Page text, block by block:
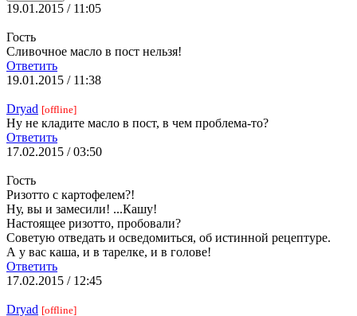
19.01.2015 / 11:05
Гость
Сливочное масло в пост нельзя!
Ответить
19.01.2015 / 11:38
Dryad [offline]
Ну не кладите масло в пост, в чем проблема-то?
Ответить
17.02.2015 / 03:50
Гость
Ризотто с картофелем?!
Ну, вы и замесили! ...Кашу!
Настоящее ризотто, пробовали?
Советую отведать и осведомиться, об истинной рецептуре.
А у вас каша, и в тарелке, и в голове!
Ответить
17.02.2015 / 12:45
Dryad [offline]